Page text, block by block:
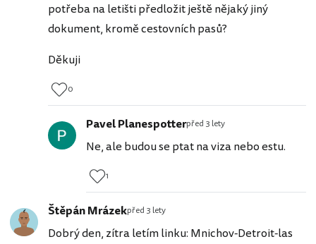
potřeba na letišti předložit ještě nějaký jiný
dokument, kromě cestovních pasů?
Děkuji
0
Pavel Planespotterpřed 3 lety
Ne, ale budou se ptat na viza nebo estu.
1
Štěpán Mrázekpřed 3 lety
Dobrý den, zítra letím linku: Mnichov-Detroit-las